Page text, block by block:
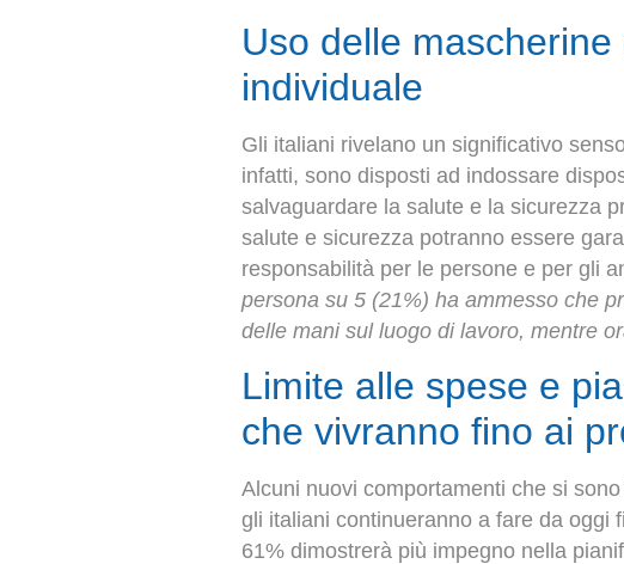
Uso delle
individuale
Gli italiani rivelano un significativo
infatti, sono disposti ad indossare
salvaguardare la salute e la sicurezza
salute e sicurezza potranno essere
responsabilità per le persone e per gli
persona su 5 (21%) ha ammesso che
delle mani sul luogo di lavoro, mentre
Limite alle spese e
che vivranno fino ai
Alcuni nuovi comportamenti che si
gli italiani continueranno a fare da oggi
61% dimostrerà più impegno nella